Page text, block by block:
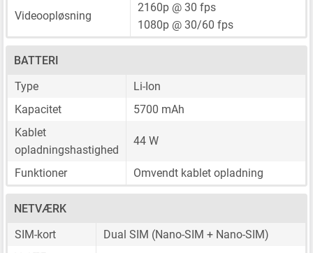
Videoopløsning
2160p @ 30 fps
1080p @ 30/60 fps
BATTERI
Type
Li-Ion
Kapacitet
5700 mAh
Kablet
opladningshastighed
44 W
Funktioner Omvendt kablet opladning
NETVÆRK
SIM-kort
Dual SIM (Nano-SIM + Nano-SIM)